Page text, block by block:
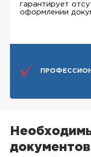
гарантирует
оформлении